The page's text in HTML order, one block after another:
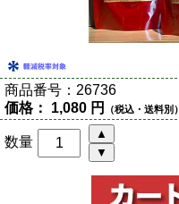
商品番号： 26736
価格： 1,080 円 （税込・送料別）
数量